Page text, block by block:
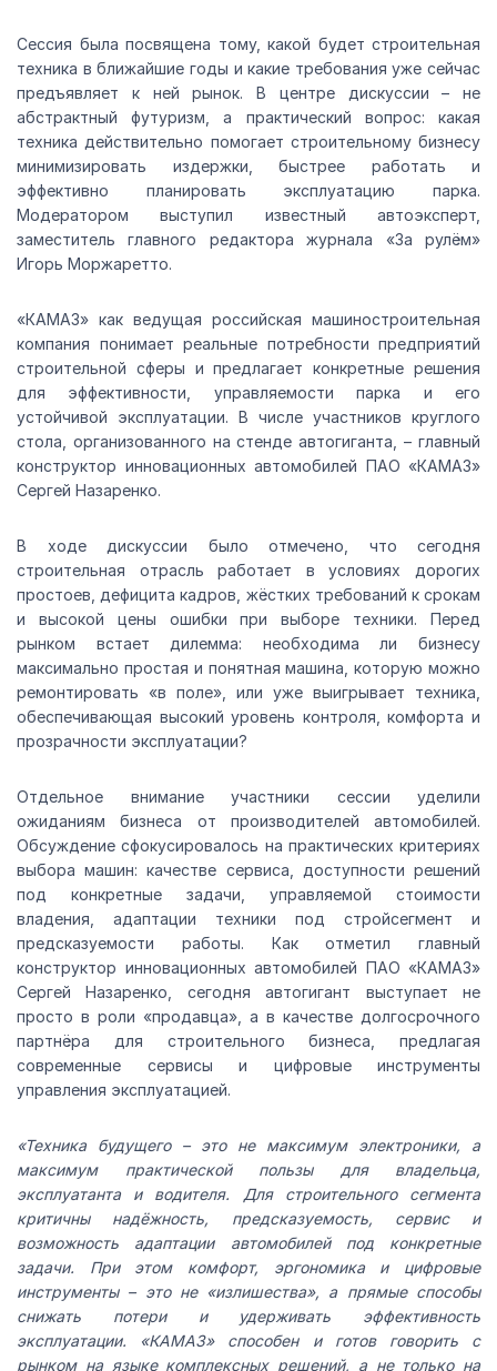
Сессия была посвящена тому, какой будет строительная
техника в ближайшие годы и какие требования уже сейчас
предъявляет к ней рынок. В центре дискуссии – не
абстрактный футуризм, а практический вопрос: какая
техника действительно помогает строительному бизнесу
минимизировать издержки, быстрее работать и
эффективно планировать эксплуатацию парка.
Модератором выступил известный автоэксперт,
заместитель главного редактора журнала «За рулём»
Игорь Моржаретто.
«КАМАЗ» как ведущая российская машиностроительная
компания понимает реальные потребности предприятий
строительной сферы и предлагает конкретные решения
для эффективности, управляемости парка и его
устойчивой эксплуатации. В числе участников круглого
стола, организованного на стенде автогиганта, – главный
конструктор инновационных автомобилей ПАО «КАМАЗ»
Сергей Назаренко.
В ходе дискуссии было отмечено, что сегодня
строительная отрасль работает в условиях дорогих
простоев, дефицита кадров, жёстких требований к срокам
и высокой цены ошибки при выборе техники. Перед
рынком встает дилемма: необходима ли бизнесу
максимально простая и понятная машина, которую можно
ремонтировать «в поле», или уже выигрывает техника,
обеспечивающая высокий уровень контроля, комфорта и
прозрачности эксплуатации?
Отдельное внимание участники сессии уделили
ожиданиям бизнеса от производителей автомобилей.
Обсуждение сфокусировалось на практических критериях
выбора машин: качестве сервиса, доступности решений
под конкретные задачи, управляемой стоимости
владения, адаптации техники под стройсегмент и
предсказуемости работы. Как отметил главный
конструктор инновационных автомобилей ПАО «КАМАЗ»
Сергей Назаренко, сегодня автогигант выступает не
просто в роли «продавца», а в качестве долгосрочного
партнёра для строительного бизнеса, предлагая
современные сервисы и цифровые инструменты
управления эксплуатацией.
«Техника будущего – это не максимум электроники, а
максимум практической пользы для владельца,
эксплуатанта и водителя. Для строительного сегмента
критичны надёжность, предсказуемость, сервис и
возможность адаптации автомобилей под конкретные
задачи. При этом комфорт, эргономика и цифровые
инструменты – это не «излишества», а прямые способы
снижать потери и удерживать эффективность
эксплуатации. «КАМАЗ» способен и готов говорить с
рынком на языке комплексных решений, а не только на